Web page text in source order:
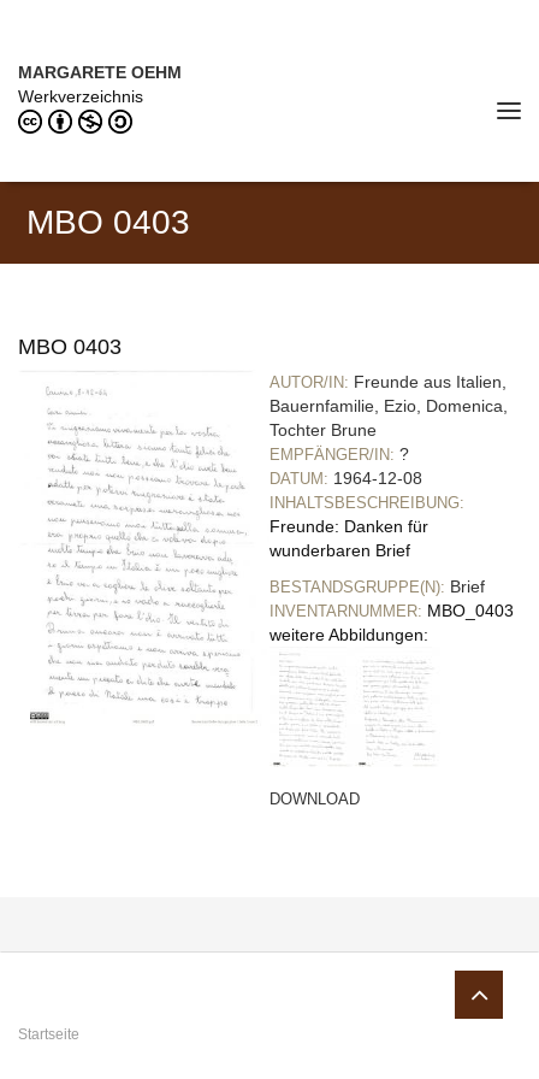
MARGARETE OEHM
Werkverzeichnis
MBO 0403
MBO 0403
AUTOR/IN: Freunde aus Italien,
Bauernfamilie, Ezio, Domenica,
Tochter Brune
EMPFÄNGER/IN: ?
DATUM: 1964-12-08
INHALTSBESCHREIBUNG:
Freunde: Danken für
wunderbaren Brief
BESTANDSGRUPPE(N): Brief
INVENTARNUMMER: MBO_0403
weitere Abbildungen:
DOWNLOAD
Sie sind hier
Startseite